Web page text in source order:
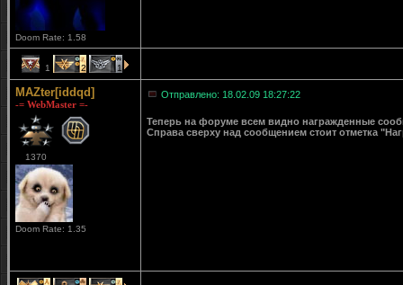
Doom Rate: 1.58
1 2 1
MAZter[iddqd]
-= WebMaster =-
1370
Doom Rate: 1.35
Отправлено: 18.02.09 18:27:22
Теперь на форуме всем видно награжденные
Справа сверху над сообщением стоит отметка